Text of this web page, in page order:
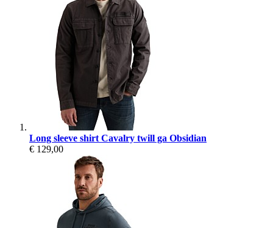
Long sleeve shirt Cavalry twill ga Obsidian
€ 129,00